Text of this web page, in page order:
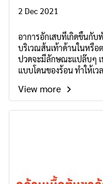
2 Dec 2021
อาการอักเสบที่เกิดขึ้นกับ
บริเวณส้นเท้าด้านในหรือ
ปวดจะมีลักษณะแปล๊บๆ เ
แบบโดนของร้อน ทำให้เ
ปวดมากเหมือนเดิมได้ให
การนั่งพักนานๆ
View more